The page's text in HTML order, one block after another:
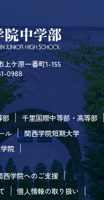
上ケ原一番町1-155
0988
部
千里国際中等部・高等部
ル
関西学院短期大学
院
西学院へのご支援
個人情報の取り扱い